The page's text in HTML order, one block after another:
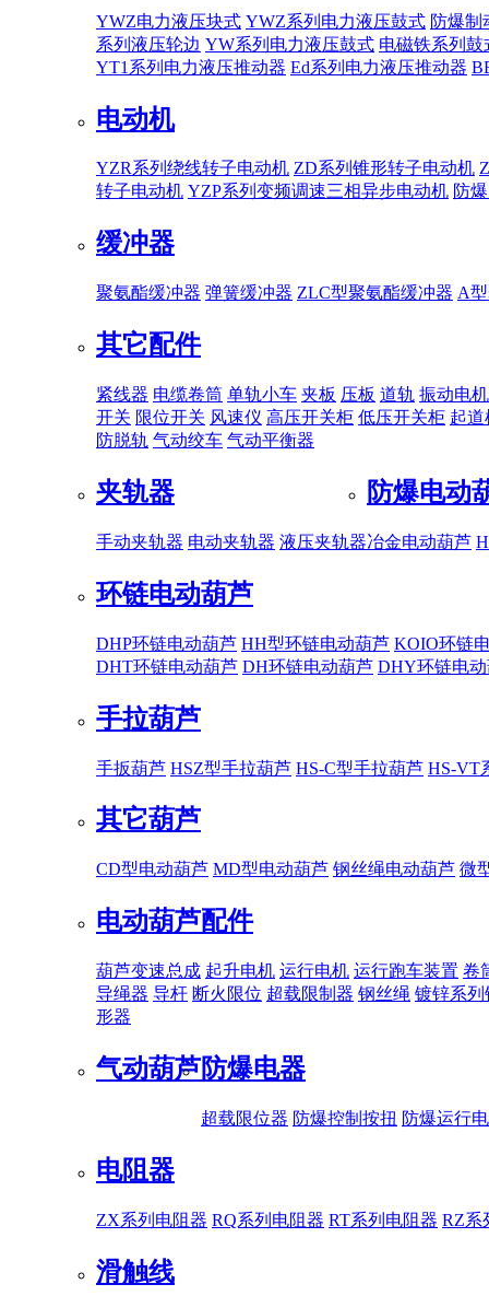
YWZ电力液压块式 YWZ系列电力液压鼓式 防爆制
系列液压轮边 YW系列电力液压鼓式 电磁铁系列鼓
YT1系列电力液压推动器 Ed系列电力液压推动器
电动机
YZR系列绕线转子电动机 ZD系列锥形转子电动机
转子电动机 YZP系列变频调速三相异步电动机 防
缓冲器
聚氨酯缓冲器 弹簧缓冲器 ZLC型聚氨酯缓冲器 A
其它配件
紧线器 电缆卷筒 单轨小车 夹板 压板 道轨 振动电机
开关 限位开关 风速仪 高压开关柜 低压开关柜 起道
防脱轨 气动绞车 气动平衡器
夹轨器
手动夹轨器 电动夹轨器 液压夹轨器
防爆电动
冶金电动葫芦
环链电动葫芦
DHP环链电动葫芦 HH型环链电动葫芦 KOIO环链
DHT环链电动葫芦 DH环链电动葫芦 DHY环链电
手拉葫芦
手扳葫芦 HSZ型手拉葫芦 HS-C型手拉葫芦 HS-VT
其它葫芦
CD型电动葫芦 MD型电动葫芦 钢丝绳电动葫芦 微
电动葫芦配件
葫芦变速总成 起升电机 运行电机 运行跑车装置 卷
导绳器 导杆 断火限位 超载限制器 钢丝绳 镀锌系列
形器
气动葫芦防爆电器
超载限位器 防爆控制按扭 防爆运行
电阻器
ZX系列电阻器 RQ系列电阻器 RT系列电阻器 RZ系
滑触线